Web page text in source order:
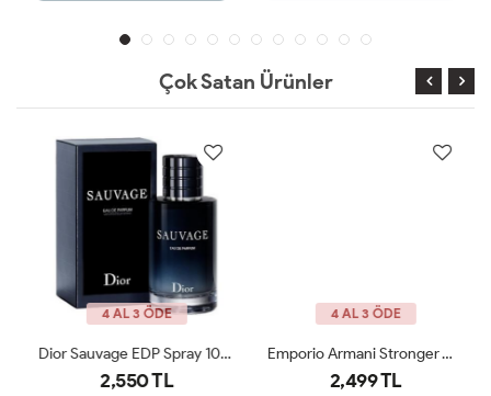
Çok Satan Ürünler
4 AL 3 ÖDE
Dior Sauvage EDP Spray 100ML Erkek Parfümü ARC JLT
2,550 TL
4 AL 3 ÖDE
Emporio Armani Stronger With You Absolutely EDP 100ML Erkek Parfümü ARC
2,499 TL